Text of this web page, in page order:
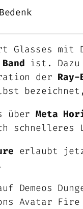
Glasses
ist. Dazu
der Ray-
überMeta
schnelleres
erlaubt
Demeos
Avatar